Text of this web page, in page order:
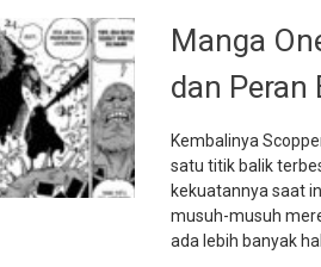
Manga
dan Peran
Kembalinya
satu titik balik
kekuatannya saat
musuh-musuh
ada lebih banyak hal